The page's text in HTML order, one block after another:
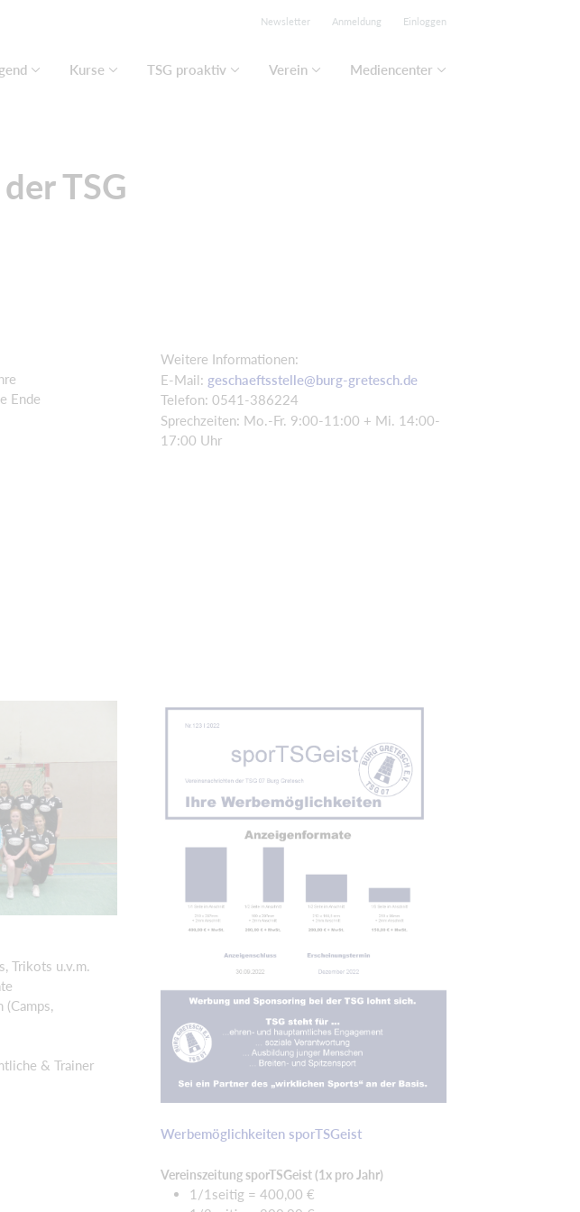
Newsletter Anmeldung Einloggen
Kurse TSG proaktiv Verein Mediencenter
TSG
Ende
Weitere Informationen:
E-Mail: geschaeftsstelle@burg-gretesch.de
Telefon: 0541-386224
Sprechzeiten: Mo.-Fr. 9:00-11:00 + Mi. 14:00-
17:00 Uhr
Trikots u.v.m.
(Camps,
& Trainer
Werbemöglichkeiten sporTSGeist
Vereinszeitung sporTSGeist (1x pro Jahr)
1/1seitig = 400,00 €